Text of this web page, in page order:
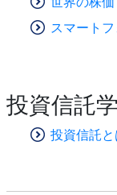
スマート
投資信託
投資信託と